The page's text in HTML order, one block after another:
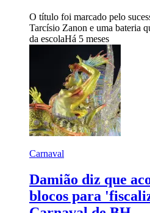
O título foi marcado pelo
Tarcísio Zanon e uma bateria
da escolaHá 5 meses
Carnaval
Damião diz que
blocos para